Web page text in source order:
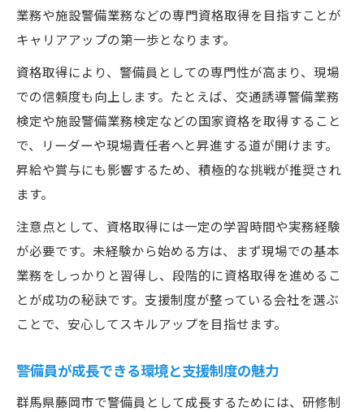
業務や施設警備業務などの専門資格取得を目指すことが
キャリアアップの第一歩となります。
資格取得により、警備員としての専門性が高まり、現場
での信頼度も向上します。たとえば、交通誘導警備業務
検定や施設警備業務検定などの国家資格を取得すること
で、リーダーや現場責任者へと昇進する道が開けます。
昇給や賞与にも影響するため、積極的な挑戦が推奨され
ます。
注意点として、資格取得には一定の学習時間や実務経験
が必要です。未経験から始める方は、まず現場での基本
業務をしっかりと習得し、段階的に資格取得を進めるこ
とが成功の秘訣です。支援制度が整っている会社を選ぶ
ことで、安心してスキルアップを目指せます。
警備員が成長できる環境と支援制度の魅力
群馬県藤岡市で警備員として成長するためには、研修制